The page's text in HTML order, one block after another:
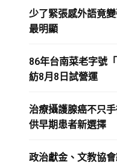
少了緊張感外語竟
最明顯
86年台南菜老字號
紡8月8日試營運
治療攝護腺癌不只
供早期患者新選擇
政治獻金、文教協